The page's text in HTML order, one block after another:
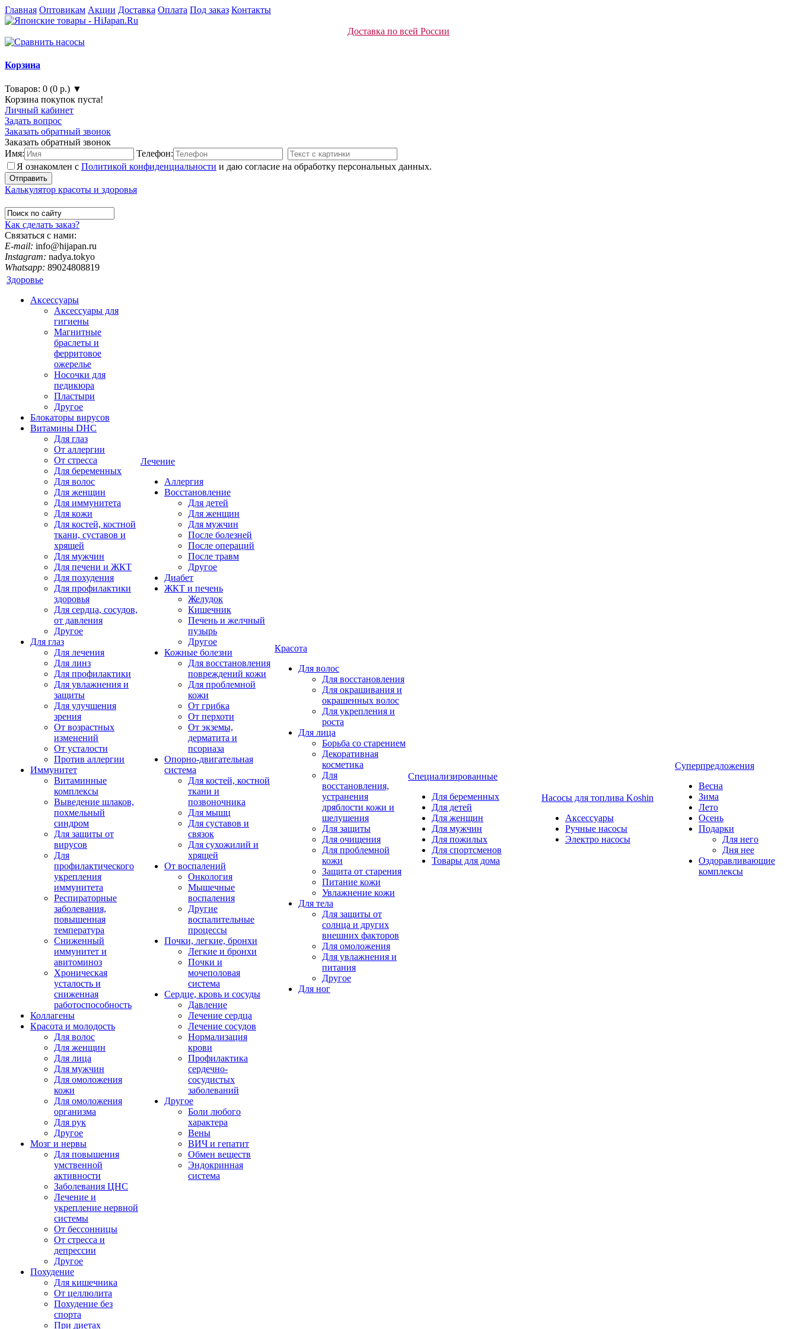
Главная Оптовикам Акции Доставка Оплата Под заказ Контакты
Доставка по всей России
Корзина
Товаров: 0 (0 р.) ▼
Корзина покупок пуста!
Личный кабинет
Задать вопрос
Заказать обратный звонок
Заказать обратный звонок
Имя:
Телефон:
Я ознакомлен с Политикой конфиденциальности и даю согласие на обработку персональных данных.
Калькулятор красоты и здоровья
Как сделать заказ?
Связаться с нами:
E-mail: info@hijapan.ru
Instagram: nadya.tokyo
Whatsapp: 89024808819
Здоровье
Аксессуары
Аксессуары для
гигиены
Магнитные
браслеты и
ферритовое
ожерелье
Носочки для
педикюра
Пластыри
Другое
Блокаторы вирусов
Витамины DHC
Для глаз
От аллергии
От стресса
Для беременных
Для волос
Для женщин
Для иммунитета
Для кожи
Для костей, костной
ткани, суставов и
хрящей
Для мужчин
Для печени и ЖКТ
Для похудения
Для профилактики
здоровья
Для сердца, сосудов,
от давления
Другое
Для глаз
Для лечения
Для линз
Для профилактики
Для увлажнения и
защиты
Для улучшения
зрения
От возрастных
изменений
От усталости
Против аллергии
Иммунитет
Витаминные
комплексы
Выведение шлаков,
похмельный
синдром
Для защиты от
вирусов
Для
профилактического
укрепления
иммунитета
Респираторные
заболевания,
повышенная
температура
Сниженный
иммунитет и
авитоминоз
Хроническая
усталость и
сниженная
работоспособность
Коллагены
Красота и молодость
Для волос
Для женщин
Для лица
Для мужчин
Для омоложения
кожи
Для омоложения
организма
Для рук
Другое
Мозг и нервы
Для повышения
умственной
активности
Заболевания ЦНС
Лечение и
укрепление нервной
системы
От бессонницы
От стресса и
депрессии
Другое
Похудение
Для кишечника
От целлюлита
Похудение без
спорта
При диетах
Лечение
Аллергия
Восстановление
Для детей
Для женщин
Для мужчин
После болезней
После операций
После травм
Другое
Диабет
ЖКТ и печень
Желудок
Кишечник
Печень и желчный
пузырь
Другое
Кожные болезни
Для восстановления
повреждений кожи
Для проблемной
кожи
От грибка
От перхоти
От экземы,
дерматита и
псориаза
Опорно-двигательная
система
Для костей, костной
ткани и
позвоночника
Для мышц
Для суставов и
связок
Для сухожилий и
хрящей
От воспалений
Онкология
Мышечные
воспаления
Другие
воспалительные
процессы
Почки, легкие, бронхи
Легкие и бронхи
Почки и
мочеполовая
система
Сердце, кровь и сосуды
Давление
Лечение сердца
Лечение сосудов
Нормализация
крови
Профилактика
сердечно-
сосудистых
заболеваний
Другое
Боли любого
характера
Вены
ВИЧ и гепатит
Обмен веществ
Эндокринная
система
Красота
Для волос
Для восстановления
Для окрашивания и
окрашенных волос
Для укрепления и
роста
Для лица
Борьба со старением
Декоративная
косметика
Для
восстановления,
устранения
дряблости кожи и
шелушения
Для защиты
Для очищения
Для проблемной
кожи
Защита от старения
Питание кожи
Увлажнение кожи
Для тела
Для защиты от
солнца и других
внешних факторов
Для омоложения
Для увлажнения и
питания
Другое
Для ног
Специализированные
Для беременных
Для детей
Для женщин
Для мужчин
Для пожилых
Для спортсменов
Товары для дома
Насосы для топлива Koshin
Аксессуары
Ручные насосы
Электро насосы
Суперпредложения
Весна
Зима
Лето
Осень
Подарки
Для него
Дня нее
Оздоравливающие
комплексы